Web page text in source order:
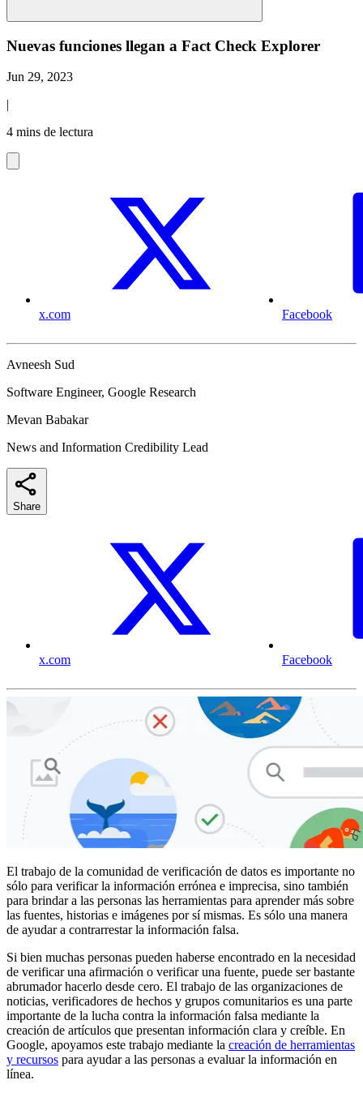
Nuevas funciones llegan a Fact Check Explorer
Jun 29, 2023
|
4 mins de lectura
x.com Facebook
Avneesh Sud
Software Engineer, Google Research
Mevan Babakar
News and Information Credibility Lead
Share
x.com Facebook
El trabajo de la comunidad de verificación de datos es importante no
sólo para verificar la información errónea e imprecisa, sino también
para brindar a las personas las herramientas para aprender más sobre
las fuentes, historias e imágenes por sí mismas. Es sólo una manera
de ayudar a contrarrestar la información falsa.
Si bien muchas personas pueden haberse encontrado en la necesidad
de verificar una afirmación o verificar una fuente, puede ser bastante
abrumador hacerlo desde cero. El trabajo de las organizaciones de
noticias, verificadores de hechos y grupos comunitarios es una parte
importante de la lucha contra la información falsa mediante la
creación de artículos que presentan información clara y creíble. En
Google, apoyamos este trabajo mediante la creación de herramientas
y recursos para ayudar a las personas a evaluar la información en
línea.